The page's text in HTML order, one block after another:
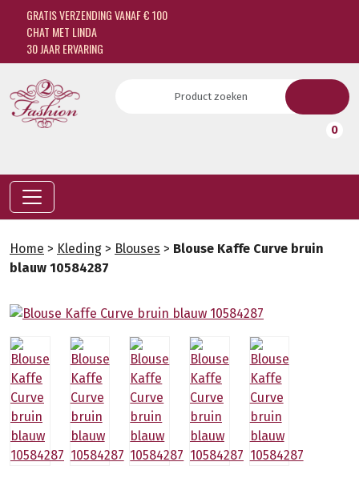
GRATIS VERZENDING VANAF € 100
CHAT MET LINDA
30 JAAR ERVARING
0
Home > Kleding > Blouses > Blouse Kaffe Curve bruin
blauw 10584287